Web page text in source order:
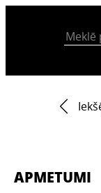
APMETUMI